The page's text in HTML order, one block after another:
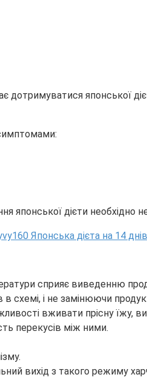
дотримуватися японської
дієти необхідно
сприяє виведенню
схемі, і не замінюючи
вживати прісну їжу,
перекусів між ними.
вихід з такого режиму